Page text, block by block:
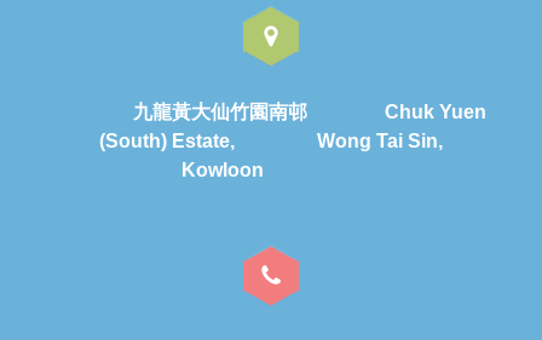
九龍黃大仙竹園南邨 Chuk Yuen
(South) Estate, Wong Tai Sin,
Kowloon